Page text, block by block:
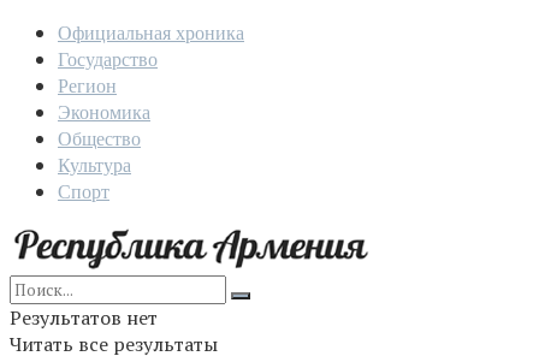
Официальная хроника
Государство
Регион
Экономика
Общество
Культура
Спорт
Результатов нет
Читать все результаты